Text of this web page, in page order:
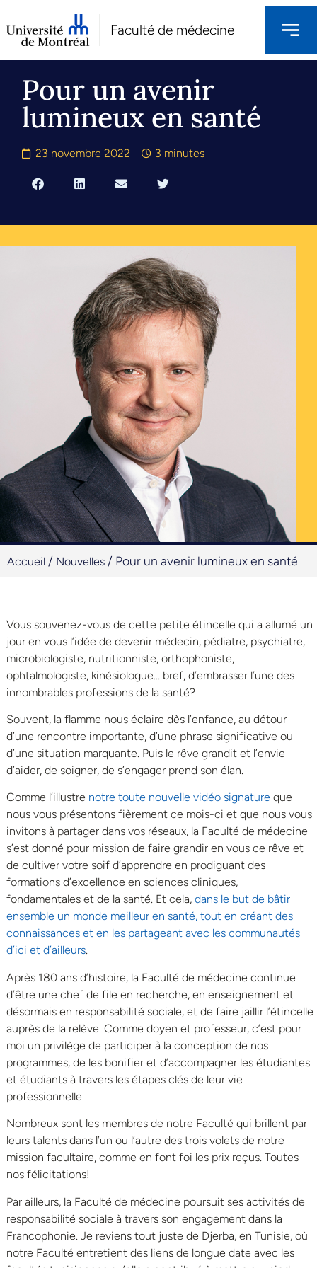
Faculté de médecine
Pour un avenir
lumineux en santé
23 novembre 2022 3 minutes
Accueil / Nouvelles / Pour un avenir lumineux en santé
Vous souvenez-vous de cette petite étincelle qui a allumé un
jour en vous l’idée de devenir médecin, pédiatre, psychiatre,
microbiologiste, nutritionniste, orthophoniste,
ophtalmologiste, kinésiologue… bref, d’embrasser l’une des
innombrables professions de la santé?
Souvent, la flamme nous éclaire dès l’enfance, au détour
d’une rencontre importante, d’une phrase significative ou
d’une situation marquante. Puis le rêve grandit et l’envie
d’aider, de soigner, de s’engager prend son élan.
Comme l’illustre notre toute nouvelle vidéo signature que
nous vous présentons fièrement ce mois-ci et que nous vous
invitons à partager dans vos réseaux, la Faculté de médecine
s’est donné pour mission de faire grandir en vous ce rêve et
de cultiver votre soif d’apprendre en prodiguant des
formations d’excellence en sciences cliniques,
fondamentales et de la santé. Et cela, dans le but de bâtir
ensemble un monde meilleur en santé, tout en créant des
connaissances et en les partageant avec les communautés
d’ici et d’ailleurs.
Après 180 ans d’histoire, la Faculté de médecine continue
d’être une chef de file en recherche, en enseignement et
désormais en responsabilité sociale, et de faire jaillir l’étincelle
auprès de la relève. Comme doyen et professeur, c’est pour
moi un privilège de participer à la conception de nos
programmes, de les bonifier et d’accompagner les étudiantes
et étudiants à travers les étapes clés de leur vie
professionnelle.
Nombreux sont les membres de notre Faculté qui brillent par
leurs talents dans l’un ou l’autre des trois volets de notre
mission facultaire, comme en font foi les prix reçus. Toutes
nos félicitations!
Par ailleurs, la Faculté de médecine poursuit ses activités de
responsabilité sociale à travers son engagement dans la
Francophonie. Je reviens tout juste de Djerba, en Tunisie, où
notre Faculté entretient des liens de longue date avec les